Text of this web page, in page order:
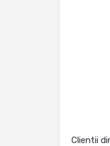
Clientii